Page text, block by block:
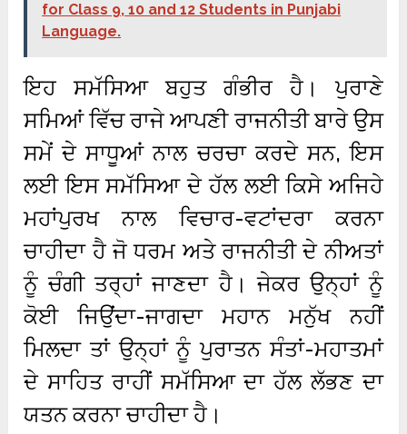
for Class 9, 10 and 12 Students in Punjabi
Language.
ਇਹ ਸਮੱਸਿਆ ਬਹੁਤ ਗੰਭੀਰ ਹੈ। ਪੁਰਾਣੇ
ਸਮਿਆਂ ਵਿੱਚ ਰਾਜੇ ਆਪਣੀ ਰਾਜਨੀਤੀ ਬਾਰੇ ਉਸ
ਸਮੇਂ ਦੇ ਸਾਧੂਆਂ ਨਾਲ ਚਰਚਾ ਕਰਦੇ ਸਨ, ਇਸ
ਲਈ ਇਸ ਸਮੱਸਿਆ ਦੇ ਹੱਲ ਲਈ ਕਿਸੇ ਅਜਿਹੇ
ਮਹਾਂਪੁਰਖ ਨਾਲ ਵਿਚਾਰ-ਵਟਾਂਦਰਾ ਕਰਨਾ
ਚਾਹੀਦਾ ਹੈ ਜੋ ਧਰਮ ਅਤੇ ਰਾਜਨੀਤੀ ਦੇ ਨੀਅਤਾਂ
ਨੂੰ ਚੰਗੀ ਤਰ੍ਹਾਂ ਜਾਣਦਾ ਹੈ। ਜੇਕਰ ਉਨ੍ਹਾਂ ਨੂੰ
ਕੋਈ ਜਿਉਂਦਾ-ਜਾਗਦਾ ਮਹਾਨ ਮਨੁੱਖ ਨਹੀਂ
ਮਿਲਦਾ ਤਾਂ ਉਨ੍ਹਾਂ ਨੂੰ ਪੁਰਾਤਨ ਸੰਤਾਂ-ਮਹਾਤਮਾਂ
ਦੇ ਸਾਹਿਤ ਰਾਹੀਂ ਸਮੱਸਿਆ ਦਾ ਹੱਲ ਲੱਭਣ ਦਾ
ਯਤਨ ਕਰਨਾ ਚਾਹੀਦਾ ਹੈ।